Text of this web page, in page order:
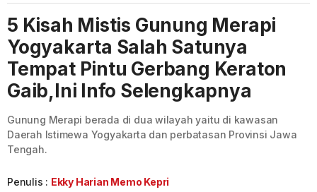
5 Kisah Mistis Gunung Merapi
Yogyakarta Salah Satunya
Tempat Pintu Gerbang Keraton
Gaib,Ini Info Selengkapnya
Gunung Merapi berada di dua wilayah yaitu di kawasan
Daerah Istimewa Yogyakarta dan perbatasan Provinsi Jawa
Tengah.
Penulis : Ekky Harian Memo Kepri